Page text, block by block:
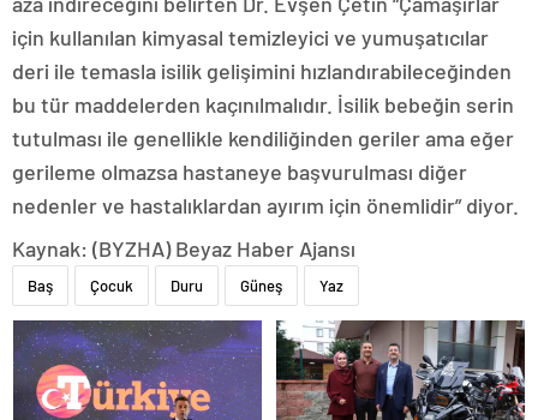
için kullanılan kimyasal temizleyici ve yumuşatıcılar
deri ile temasla isilik gelişimini hızlandırabileceğinden
bu tür maddelerden kaçınılmalıdır. İsilik bebeğin serin
tutulması ile genellikle kendiliğinden geriler ama eğer
gerileme olmazsa hastaneye başvurulması diğer
nedenler ve hastalıklardan ayırım için önemlidir” diyor.
Kaynak: (BYZHA) Beyaz Haber Ajansı
Baş Çocuk Duru Güneş Yaz